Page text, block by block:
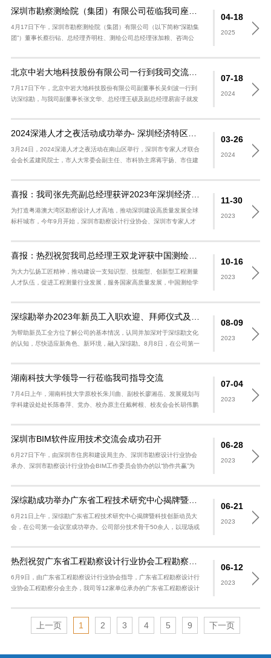
4月17日下午，深圳市勘察测绘院（集团）有限公司（以下简称“深勘集
团”）董事长蔡衍钻、总经理齐明柱、测绘公司总经理张加粮、咨询公
04-18
2025
北京中岩大地科技股份有限公司一行到我司交流参访
7月17日下午，北京中岩大地科技股份有限公司副董事长吴剑波一行到
访深综勘，与我司副董事长张文华、总经理王硕及副总经理易宙子就发
吴剑波一行..
07-18
2024
2024深港人才之夜活动成功举办- 深圳经济特区工程勘察设计大师颁证仪式
3月24日，2024深港人才之夜活动在南山区举行，深圳市专家人才联合
会会长孟建民院士，市人大常委会副主任、市科协主席蒋宇扬、市住建
计、施..
03-26
2024
喜报：我司张先亮副总经理获评2023年深圳经济特区工程勘察设计大师
为打造粤港澳大湾区勘察设计人才高地，推动深圳建设高质量发展全球
标杆城市，今年9月开始，深圳市勘察设计行业协会、深圳市专家人才
装饰行业协会..
11-30
2023
喜报：热烈祝贺我司总经理王双龙评获中国测绘学会第二批“工程测量工匠”
为大力弘扬工匠精神，推动建设一支知识型、技能型、创新型工程测量
人才队伍，促进工程测量行业发展，服务国家高质量发展，中国测绘学
工匠评选工作..
10-16
2023
为帮助新员工全方位了解公司的基本情况，认同并加深对于深综勘文化
的认知，尽快适应新角色、新环境，融入深综勘。8月8日，在公司第一
层、各职..
08-09
2023
湖南科技大学领导一行莅临我司指导交流
7月4日上午，湖南科技大学原校长朱川曲、副校长廖湘岳、发展规划与
学科建设处处长陈春萍、党办、校办原主任戴树根、校友会会长胡伟鹏
情接待，欢..
07-04
2023
深圳市BIM软件应用技术交流会成功召开
6月27日下午，由深圳市住房和建设局主办、深圳市勘察设计行业协会
承办、深圳市勘察设计行业协会BIM工作委员会协办的以“协作共赢”为
06-28
2023
深综勘成功举办广东省工程技术研究中心揭牌暨科技创新动员会
6月21日上午，深综勘广东省工程技术研究中心揭牌暨科技创新动员大
会，在公司第一会议室成功举办。公司部分技术骨干50余人，以现场或
及..
06-21
2023
6月9日，由广东省工程勘察设计行业协会指导，广东省工程勘察设计行
业协会工程勘察分会主办，我司等12家单位承办的广东省工程勘察设计
店9楼花..
06-12
2023
上一页 1 2 3 4 5 9 下一页